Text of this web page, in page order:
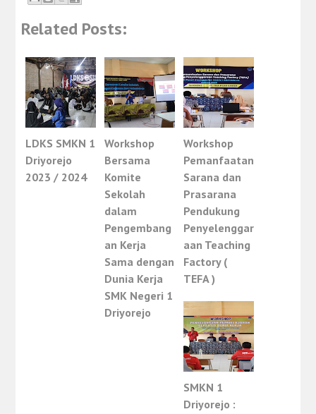
Related Posts:
LDKS SMKN 1
Driyorejo
2023 / 2024
Workshop
Bersama
Komite
Sekolah
dalam
Pengembang
an Kerja
Sama dengan
Dunia Kerja
SMK Negeri 1
Driyorejo
Workshop
Pemanfaatan
Sarana dan
Prasarana
Pendukung
Penyelenggar
aan Teaching
Factory (
TEFA )
SMKN 1
Driyorejo :